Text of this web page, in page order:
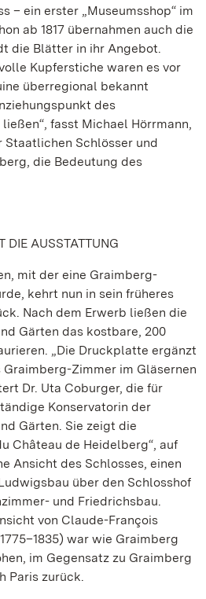
– ein erster „Museumsshop“ im
ab 1817 übernahmen auch die
die Blätter in ihr Angebot.
Kupferstiche waren es vor
überregional bekannt
des
fasst Michael Hörrmann,
Schlösser und
die Bedeutung des
DIE AUSSTATTUNG
mit der eine Graimberg-
kehrt nun in sein früheres
Nach dem Erwerb ließen die
Gärten das kostbare, 200
„Die Druckplatte ergänzt
Zimmer im Gläsernen
Dr. Uta Coburger, die für
Konservatorin der
Gärten. Sie zeigt die
Château de Heidelberg“, auf
Ansicht des Schlosses, einen
über den Schlosshof
und Friedrichsbau.
von Claude-François
war wie Graimberg
im Gegensatz zu Graimberg
Paris zurück.